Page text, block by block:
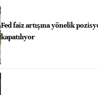
Fed faiz artışına yönelik
kapatılıyor